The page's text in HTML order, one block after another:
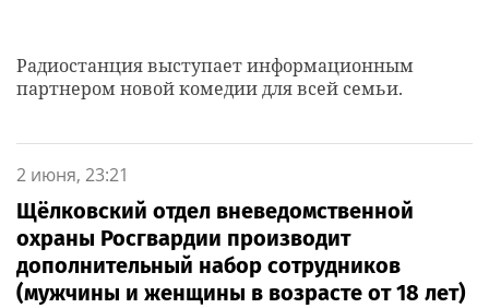
Радиостанция выступает информационным
партнером новой комедии для всей семьи.
2 июня, 23:21
Щёлковский отдел вневедомственной
охраны Росгвардии производит
дополнительный набор сотрудников
(мужчины и женщины в возрасте от 18 лет)